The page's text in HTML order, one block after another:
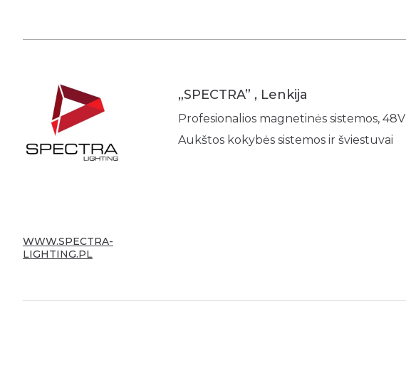
WWW.SPECTRA-
LIGHTING.PL
„SPECTRA” , Lenkija
Profesionalios magnetinės sistemos, 48V
Aukštos kokybės sistemos ir šviestuvai